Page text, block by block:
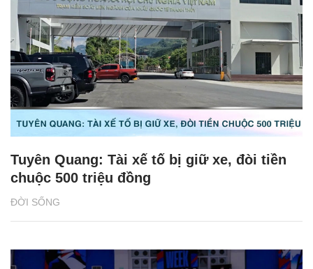
ĐỜI SỐNG
Tuyên Quang: Tài xế tố bị giữ xe, đòi tiền
chuộc 500 triệu đồng